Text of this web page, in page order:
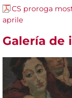
CS proroga
aprile
Galería de